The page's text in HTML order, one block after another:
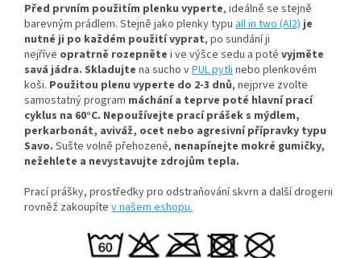
Před prvním použitím plenku vyperte, ideálně se stejně
barevným prádlem. Stejně jako plenky typu aIl in two (AI2) je
nutné ji po každém použití vyprat, po sundání ji
nejříve opratrně rozepněte i ve výšce sedu a poté vyjměte
savá jádra. Skladujte na sucho vPUL pytlinebo plenkovém
koši. Použitou plenu vyperte do 2-3 dnů, nejprve zvolte
samostatný program máchání a teprve poté hlavní prací
cyklus na 60°C. Nepoužívejte prací prášek s mýdlem,
perkarbonát, aviváž, ocet nebo agresivní přípravky typu
Savo. Sušte volně přehozené, nenapínejte mokré gumičky,
nežehlete a nevystavujte zdrojům tepla.
Prací prášky, prostředky pro odstraňování skvrn a další drogerii
rovněž zakoupíte v našem eshopu.